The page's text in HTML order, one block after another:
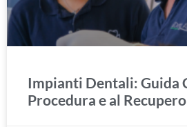
Impianti Dentali: Guida
Procedura e al Recupero